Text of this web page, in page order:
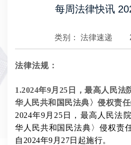
每周法律快讯
类别： 法律速递
法律法规：
1.2024年9月25日，最高人民法
华人民共和国民法典〉侵权责任
2024年9月25日，最高人民法
华人民共和国民法典〉侵权责
自2024年9月27日起施行。